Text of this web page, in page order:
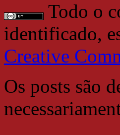
Todo o
identificado,
Creative
Os posts são